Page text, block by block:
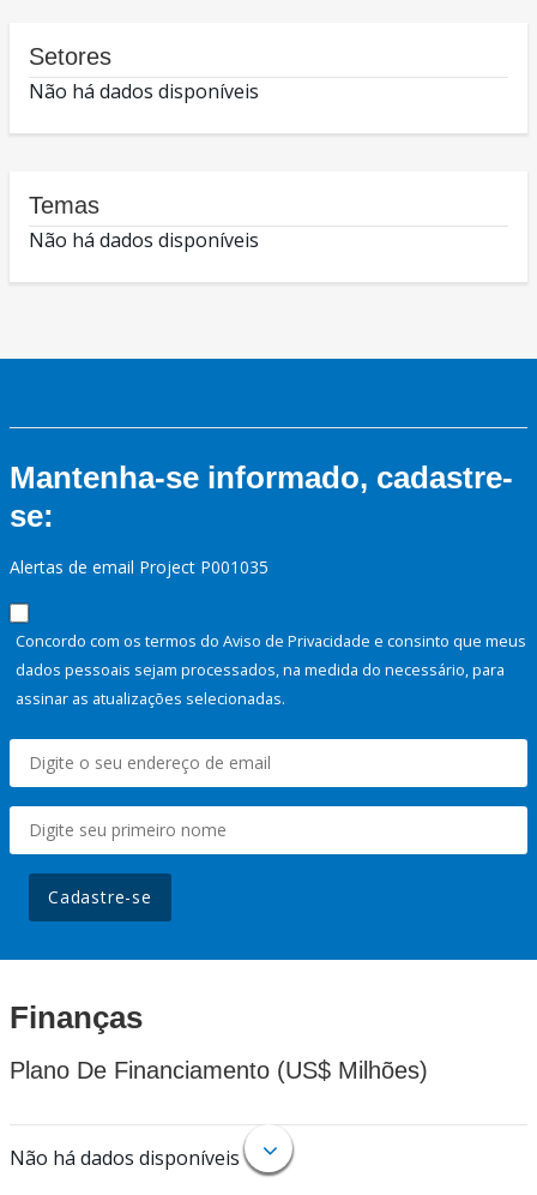
Setores
Não há dados disponíveis
Temas
Não há dados disponíveis
Mantenha-se informado, cadastre-
se:
Alertas de email Project P001035
Concordo com os termos do Aviso de Privacidade e consinto que meus
dados pessoais sejam processados, na medida do necessário, para
assinar as atualizações selecionadas.
Cadastre-se
Finanças
Plano De Financiamento (US$ Milhões)
Não há dados disponíveis